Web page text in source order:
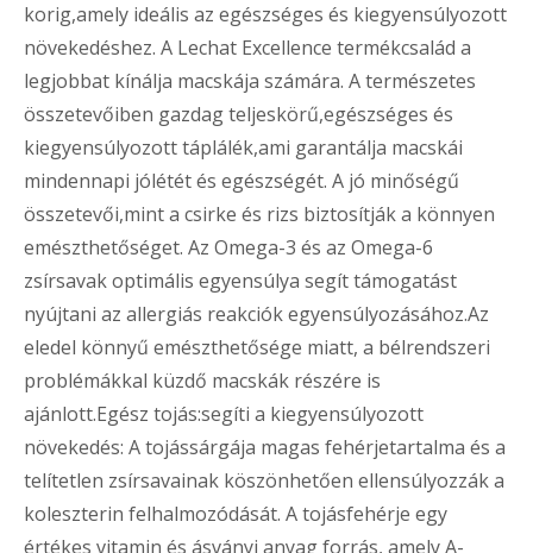
korig,amely ideális az egészséges és kiegyensúlyozott
növekedéshez. A Lechat Excellence termékcsalád a
legjobbat kínálja macskája számára. A természetes
összetevőiben gazdag teljeskörű,egészséges és
kiegyensúlyozott táplálék,ami garantálja macskái
mindennapi jólétét és egészségét. A jó minőségű
összetevői,mint a csirke és rizs biztosítják a könnyen
emészthetőséget. Az Omega-3 és az Omega-6
zsírsavak optimális egyensúlya segít támogatást
nyújtani az allergiás reakciók egyensúlyozásához.Az
eledel könnyű emészthetősége miatt, a bélrendszeri
problémákkal küzdő macskák részére is
ajánlott.Egész tojás:segíti a kiegyensúlyozott
növekedés: A tojássárgája magas fehérjetartalma és a
telítetlen zsírsavainak köszönhetően ellensúlyozzák a
koleszterin felhalmozódását. A tojásfehérje egy
értékes vitamin és ásványi anyag forrás, amely A-